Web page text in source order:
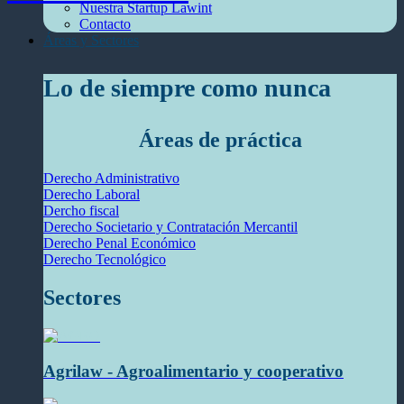
Nuestra Startup Lawint
Contacto
Áreas y Sectores
Lo de siempre como nunca
Áreas de práctica
Derecho Administrativo
Derecho Laboral
Dercho fiscal
Derecho Societario y Contratación Mercantil
Derecho Penal Económico
Derecho Tecnológico
Sectores
Agrilaw - Agroalimentario y cooperativo